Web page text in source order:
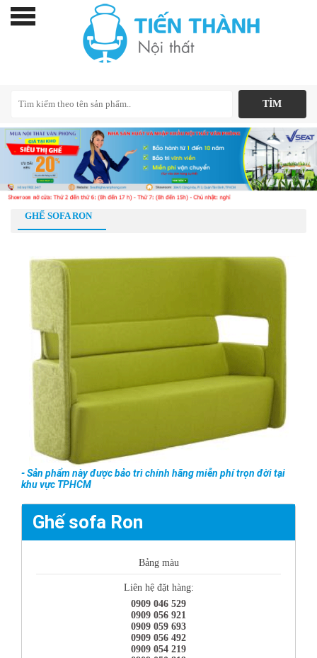
GHẾ SOFA RON
- Sản phẩm này được bảo trì chính hãng miễn phí trọn đời tại
khu vực TPHCM
Ghế sofa Ron
Bảng màu
Liên hệ đặt hàng:
0909 046 529
0909 056 921
0909 059 693
0909 056 492
0909 054 219